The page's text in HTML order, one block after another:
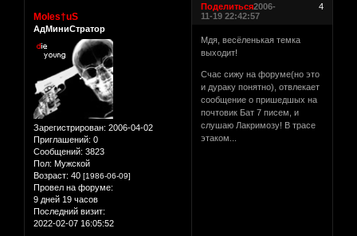
Поделиться 4
2006-
11-19 22:42:57
Moles†uS
АдМиниСтратор
Зарегистрирован: 2006-04-02
Приглашений: 0
Сообщений: 3823
Пол: Мужской
Возраст: 40 [1986-06-09]
Провел на форуме:
9 дней 19 часов
Последний визит:
2022-02-07 16:05:52
Мдя, весёленькая темка
выходит!
Счас сижу на форуме(но это
и дураку понятно), отвлекает
сообщение о пришедшых на
почтовик Бат 7 писем, и
слушаю Лакримозу! В трасе
этаком...